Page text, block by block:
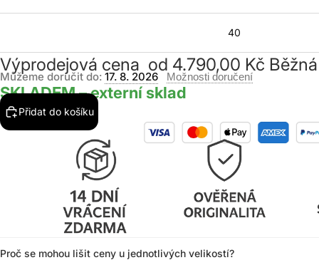
40
Výprodejová cena od 4.790,00 Kč
Můžeme doručit do: 17. 8. 2026 Možnosti doručení
SKLADEM – externí sklad
Přidat do košíku
Proč se mohou lišit ceny u jednotlivých velikostí?